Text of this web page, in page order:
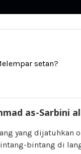
setan?
as-Sarbini
yang dijatuhkan
bintang di